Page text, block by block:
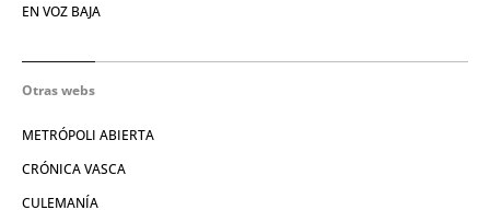
EN VOZ BAJA
Otras webs
METRÓPOLI ABIERTA
CRÓNICA VASCA
CULEMANÍA